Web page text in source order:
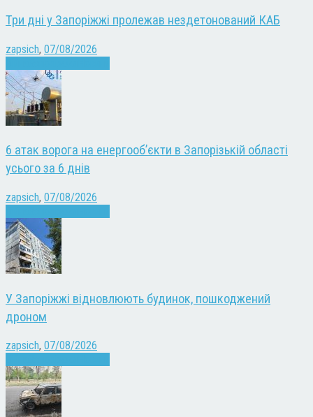
Три дні у Запоріжжі пролежав нездетонований КАБ
zapsich, 07/08/2026
6 атак ворога на енергооб’єкти в Запорізькій області
усього за 6 днів
zapsich, 07/08/2026
У Запоріжжі відновлюють будинок, пошкоджений
дроном
zapsich, 07/08/2026